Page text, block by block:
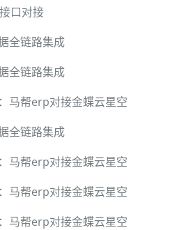
口对接
全链路集成
全链路集成
马帮erp对接金蝶云星空
全链路集成
马帮erp对接金蝶云星空
马帮erp对接金蝶云星空
马帮erp对接金蝶云星空